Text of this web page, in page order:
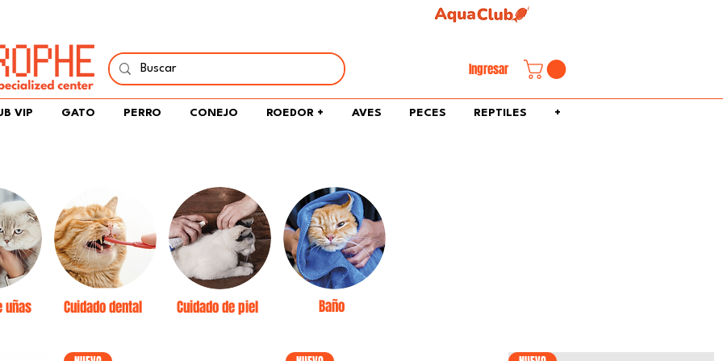
Ingresar
VIP GATO PERRO CONEJO ROEDOR + AVES PECES REPTILES +
uñas Cuidado dental Cuidado de piel Baño